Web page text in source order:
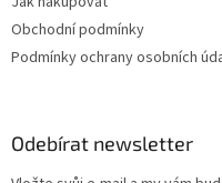
Obchodní podmínky
Podmínky ochrany osobních
Odebírat newsletter